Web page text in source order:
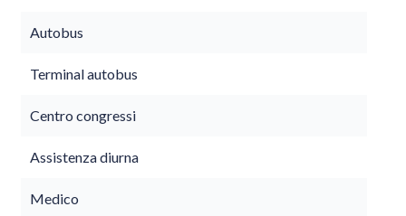
Autobus
Terminal autobus
Centro congressi
Assistenza diurna
Medico